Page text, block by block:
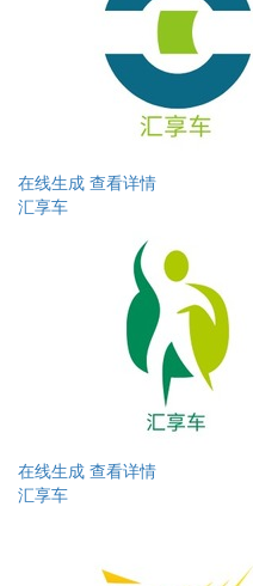
在线生成 查看详情
汇享车
在线生成 查看详情
汇享车